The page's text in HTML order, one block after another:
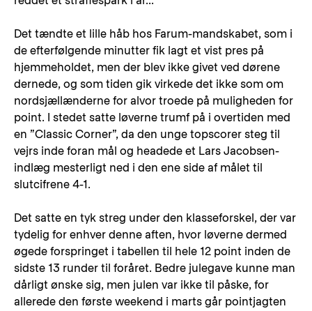
Det tændte et lille håb hos Farum-mandskabet, som i
de efterfølgende minutter fik lagt et vist pres på
hjemmeholdet, men der blev ikke givet ved dørene
dernede, og som tiden gik virkede det ikke som om
nordsjællænderne for alvor troede på muligheden for
point. I stedet satte løverne trumf på i overtiden med
en ”Classic Corner”, da den unge topscorer steg til
vejrs inde foran mål og headede et Lars Jacobsen-
indlæg mesterligt ned i den ene side af målet til
slutcifrene 4-1.
Det satte en tyk streg under den klasseforskel, der var
tydelig for enhver denne aften, hvor løverne dermed
øgede forspringet i tabellen til hele 12 point inden de
sidste 13 runder til foråret. Bedre julegave kunne man
dårligt ønske sig, men julen var ikke til påske, for
allerede den første weekend i marts går pointjagten